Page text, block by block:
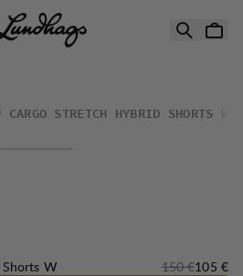
W
CARGO STRETCH HYBRID SHORTS W
W Originalpreis:
150 €105 €